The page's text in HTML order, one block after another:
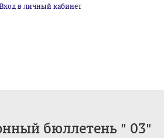
Вход в личный кабинет
бюллетень " 03"